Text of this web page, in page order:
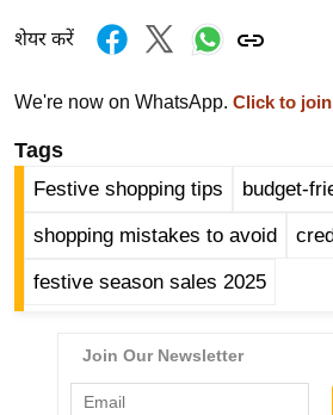
त
ली
वु
ली
वु
शेयर करें
We're now on WhatsApp. Click to
Tags
Festive shopping tips budget-
shopping mistakes to avoid
festive season sales 2025